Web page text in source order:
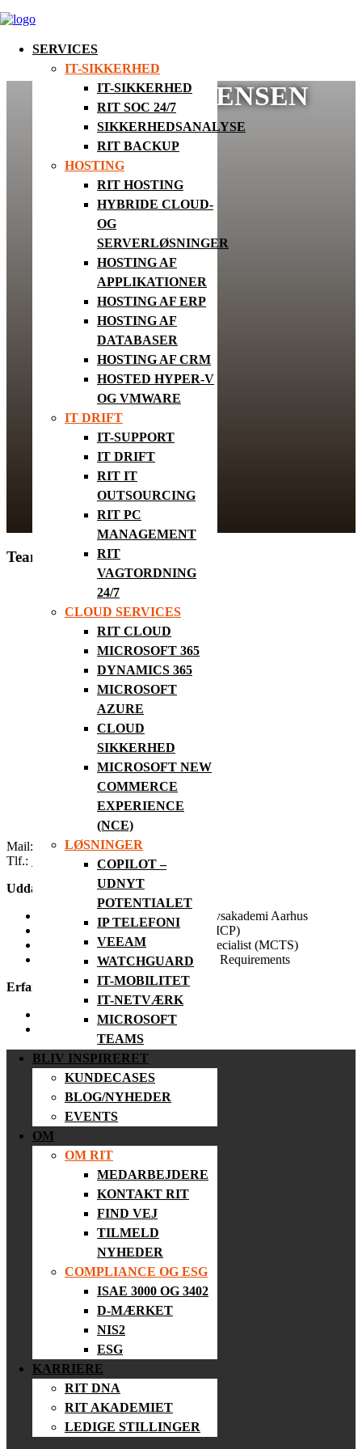
SERVICES
IT-SIKKERHED
IT-SIKKERHED
RIT SOC 24/7
SIKKERHEDSANALYSE
RIT BACKUP
HOSTING
RIT HOSTING
HYBRIDE CLOUD-
OG
SERVERLØSNINGER
HOSTING AF
APPLIKATIONER
HOSTING AF ERP
HOSTING AF
DATABASER
HOSTING AF CRM
HOSTED HYPER-V
OG VMWARE
IT DRIFT
IT-SUPPORT
IT DRIFT
RIT IT
OUTSOURCING
RIT PC
MANAGEMENT
RIT
VAGTORDNING
24/7
CLOUD SERVICES
RIT CLOUD
MICROSOFT 365
DYNAMICS 365
MICROSOFT
AZURE
CLOUD
SIKKERHED
MICROSOFT NEW
COMMERCE
EXPERIENCE
(NCE)
LØSNINGER
COPILOT –
UDNYT
POTENTIALET
IP TELEFONI
VEEAM
WATCHGUARD
IT-MOBILITET
IT-NETVÆRK
MICROSOFT
TEAMS
BLIV INSPIRERET
KUNDECASES
BLOG/NYHEDER
EVENTS
OM
OM RIT
MEDARBEJDERE
KONTAKT RIT
FIND VEJ
TILMELD
NYHEDER
COMPLIANCE OG ESG
ISAE 3000 OG 3402
D-MÆRKET
NIS2
ESG
KARRIERE
RIT DNA
RIT AKADEMIET
LEDIGE STILLINGER
FRANK SØRENSEN
Team Manager
Mail:
fso@rit.dk
Tlf.: +45 81 77 37 47
Uddannelse:
Uddannet Datamatiker ved Erhvervsakademi Aarhus
Microsoft Certified Professional (MCP)
Microsoft Certified Technology Specialist (MCTS)
Managing Office365 Identities and Requirements
Erfaring:
RIT A/S 2020 – d.d.
Brancheerfaring fra år 2006